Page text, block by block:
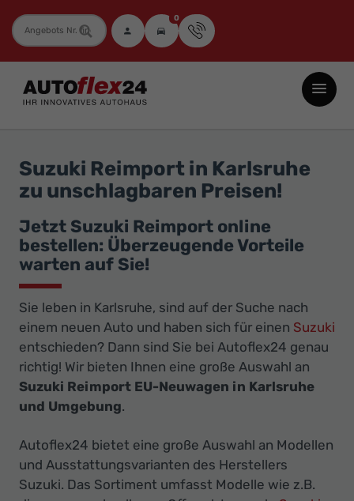
Fahrzeugnummer 0
Autoflex24
GmbH
Neuwagen
Jahreswagen
und
Gebrauchtwagen
zu
Top-
Preisen
-
Ihr
Innovatives
Autohaus
Suzuki Reimport in Karlsruhe
zu unschlagbaren Preisen!
Jetzt Suzuki Reimport online
bestellen: Überzeugende Vorteile
warten auf Sie!
Sie leben in Karlsruhe, sind auf der Suche nach
einem neuen Auto und haben sich für einen Suzuki
entschieden? Dann sind Sie bei Autoflex24 genau
richtig! Wir bieten Ihnen eine große Auswahl an
Suzuki Reimport EU-Neuwagen in Karlsruhe
und Umgebung.
Autoflex24 bietet eine große Auswahl an Modellen
und Ausstattungsvarianten des Herstellers
Suzuki. Das Sortiment umfasst Modelle wie z.B.